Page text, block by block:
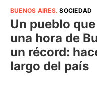
BUENOS AIRES.SOCIEDAD
Un pueblo
una hora de
un récord:
largo del país